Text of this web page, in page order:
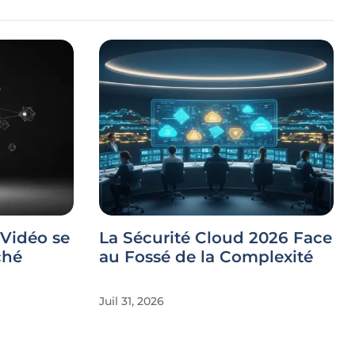
se
La Sécurité Cloud 2026 Face
au Fossé de la Complexité
Juil 31, 2026